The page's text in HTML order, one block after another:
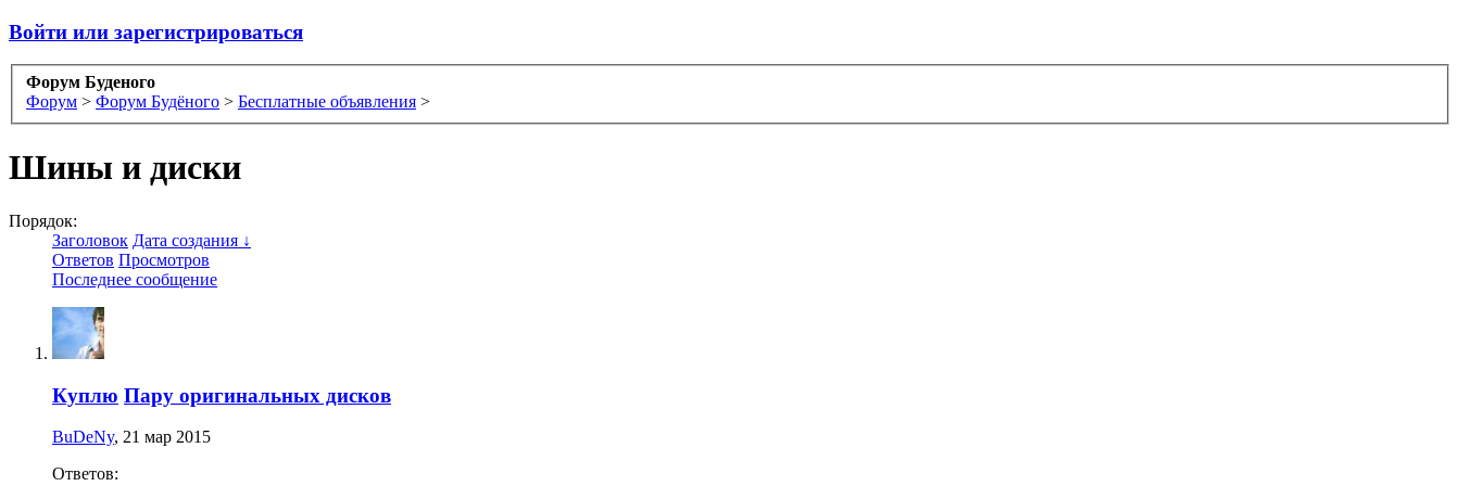
Войти или зарегистрироваться
Форум Буденого
Форум > Форум Будёного > Бесплатные объявления >
Шины и диски
Порядок:
Заголовок Дата создания ↓
Ответов Просмотров
Последнее сообщение
Куплю Пару оригинальных дисков
BuDeNy, 21 мар 2015
Ответов: